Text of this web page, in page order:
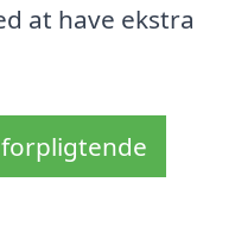
at have ekstra